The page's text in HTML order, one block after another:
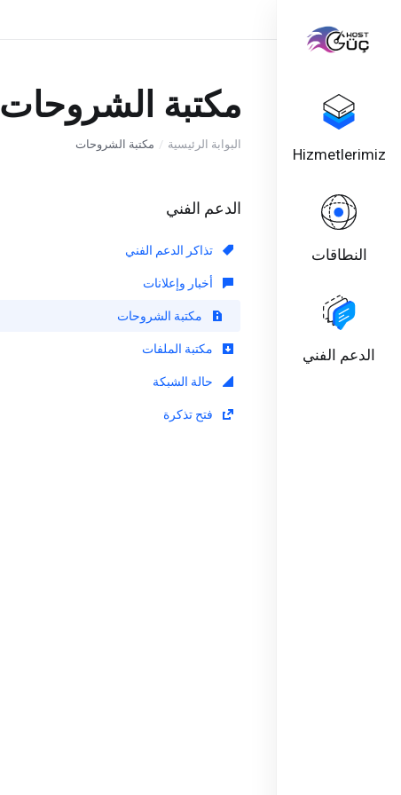
Hizmetlerimiz
النطاقات
الدعم الفني
مكتبة الشروحات
البوابة الرئيسية مكتبة الشروحات
الدعم الفني
تذاكر الدعم الفني
أخبار وإعلانات
مكتبة الشروحات
مكتبة الملفات
حالة الشبكة
فتح تذكرة